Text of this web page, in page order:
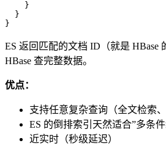
}
}
}
ES 返回匹配的文档 ID（就是 HBase
HBase 查完整数据。
优点：
支持任意复杂查询（全文检索
ES 的倒排索引天然适合”多条
近实时（秒级延迟）